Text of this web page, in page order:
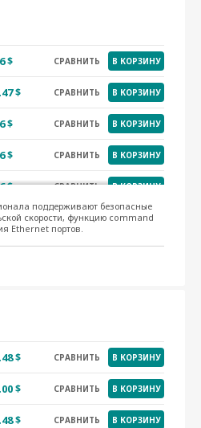
$ СРАВНИТЬ В КОРЗИНУ
$ СРАВНИТЬ В КОРЗИНУ
$ СРАВНИТЬ В КОРЗИНУ
$ СРАВНИТЬ В КОРЗИНУ
$ СРАВНИТЬ В КОРЗИНУ
$ СРАВНИТЬ В КОРЗИНУ
поддерживают безопасные
скорости, функцию command
Ethernet портов.
$ СРАВНИТЬ В КОРЗИНУ
$ СРАВНИТЬ В КОРЗИНУ
$ СРАВНИТЬ В КОРЗИНУ